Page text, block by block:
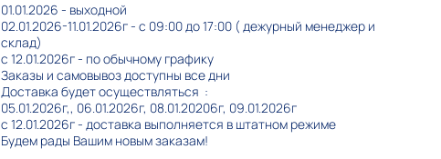
01.01.2026 - выходной
02.01.2026-11.01.2026г - с 09:00 до 17:00 ( дежурный менеджер и
склад)
с 12.01.2026г - по обычному графику
Заказы и самовывоз доступны все дни
Доставка будет осуществляться :
05.01.2026г,, 06.01.2026г, 08.01.20206г, 09.01.2026г
с 12.01.2026г - доставка выполняется в штатном режиме
Будем рады Вашим новым заказам!